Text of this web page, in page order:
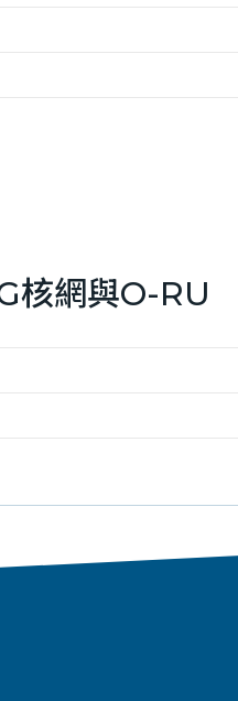
核網與O-RU